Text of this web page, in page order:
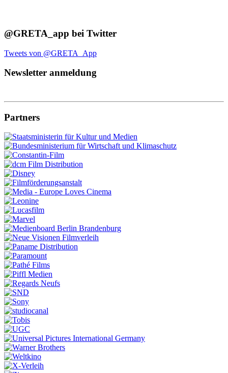
@GRETA_app bei Twitter
Tweets von @GRETA_App
Newsletter anmeldung
Partners